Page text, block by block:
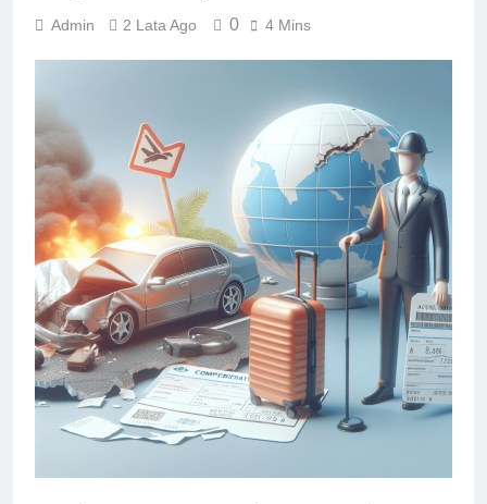
Admin 2 Lata Ago 0 4 Mins